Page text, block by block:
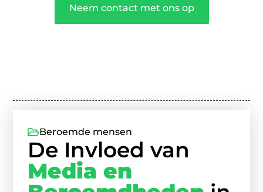
Neem contact met ons op
Beroemde mensen
De Invloed van
Media en